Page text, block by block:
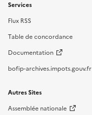
Services
Flux RSS
Table de concordance
Documentation
bofip-archives.impots.gouv.fr
Autres Sites
Assemblée nationale